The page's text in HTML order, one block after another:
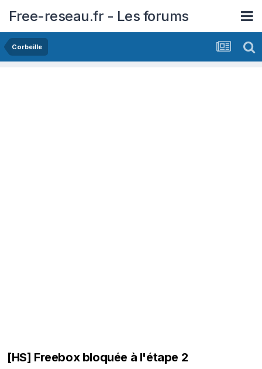
Free-reseau.fr - Les forums
Corbeille
[HS] Freebox bloquée à l'étape 2